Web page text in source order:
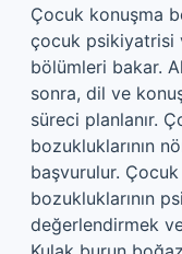
Çocuk konuşma
çocuk psikiyatrisi
bölümleri bakar.
sonra, dil ve
süreci planlanır.
bozukluklarının
başvurulur.
bozukluklarının
değerlendirmek